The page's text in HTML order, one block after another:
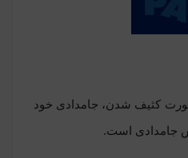
کثیف شدن، جامدادی خود
جامدادی است.